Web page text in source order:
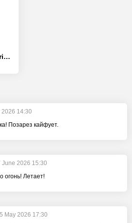
Modern Commando Strike Mission - [Взлом/МОД Unlocked]
2026 14:30
Позарез кайфует.
June 2026 15:30
огонь! Летает!
May 2026 17:30